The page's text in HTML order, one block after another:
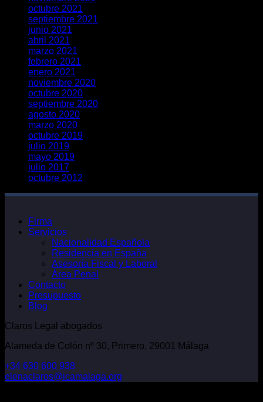
octubre 2021
septiembre 2021
junio 2021
abril 2021
marzo 2021
febrero 2021
enero 2021
noviembre 2020
octubre 2020
septiembre 2020
agosto 2020
marzo 2020
octubre 2019
julio 2019
mayo 2019
julio 2017
octubre 2012
Firma
Servicios
Nacionalidad Española
Residencia en España
Asesoría Fiscal y Laboral
Área Penal
Contacto
Presupuesto
Blog
Claros Legal abogados
Alameda de Colón nº 30, Primero, 29001 Málaga
+34 630 600 938
elenaclaros@icamalaga.org